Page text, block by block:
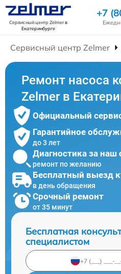
Сервисный центр Zelmerв
Екатеринбурге
+7
Сервисный центр Zelmer
Ремонт насоса
Zelmer в
Официальный
Гарантийное
до 3 лет
Диагностика за наш
ремонт по желанию
Бесплатный выезд
в день обращения
Срочный ремонт
от 35 минут
Бесплатная
специалистом